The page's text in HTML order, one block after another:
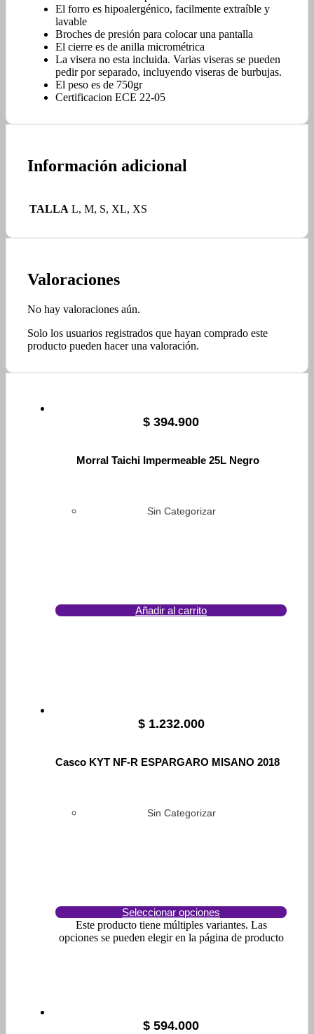
El forro es hipoalergénico, facilmente extraíble y
lavable
Broches de presión para colocar una pantalla
El cierre es de anilla micrométrica
La visera no esta incluida. Varias viseras se pueden
pedir por separado, incluyendo viseras de burbujas.
El peso es de 750gr
Certificacion ECE 22-05
Información adicional
TALLA L, M, S, XL, XS
Valoraciones
No hay valoraciones aún.
Solo los usuarios registrados que hayan comprado este
producto pueden hacer una valoración.
$ 394.900
Morral Taichi Impermeable 25L Negro
Sin Categorizar
Añadir al carrito
$1.232.000
Casco KYT NF-R ESPARGARO MISANO 2018
Sin Categorizar
Seleccionar opciones
Este producto tiene múltiples variantes. Las
opciones se pueden elegir en la página de producto
$ 594.000